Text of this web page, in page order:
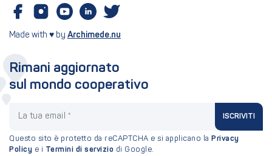
Made with ♥ by Archimede.nu
Rimani aggiornato
sul mondo cooperativo
ISCRIVITI
Questo sito è protetto da reCAPTCHA e si applicano la Privacy
Policy e i Termini di servizio di Google.